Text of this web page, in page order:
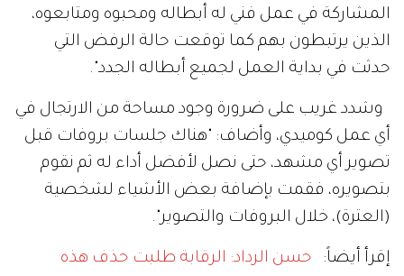
المشاركة في عمل فني له أبطاله ومحبوه ومتابعوه،
الذين يرتبطون بهم كما توقعت حالة الرفض التي
حدثت في بداية العمل لجميع أبطاله الجدد".
وشدد غريب على ضرورة وجود مساحة من الارتجال في
أي عمل كوميدي، وأضاف: "هناك جلسات بروفات قبل
تصوير أي مشهد، حتى نصل لأفضل أداء له ثم نقوم
بتصويره، فقمت بإضافة بعض الأشياء لشخصية
(العترة)، خلال البروفات والتصوير".
إقرأ أيضاً: حسن الرداد: الرقابة طلبت حذف هذه